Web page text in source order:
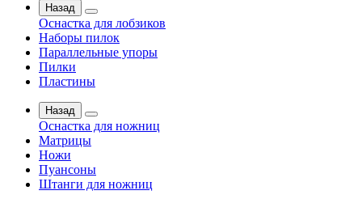
Назад
Оснастка для лобзиков
Наборы пилок
Параллельные упоры
Пилки
Пластины
Назад
Оснастка для ножниц
Матрицы
Ножи
Пуансоны
Штанги для ножниц